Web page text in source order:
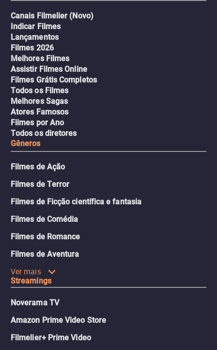
Canais Filmelier (Novo)
Indicar Filmes
Lançamentos
Filmes 2026
Melhores Filmes
Assistir Filmes Online
Filmes Grátis Completos
Todos os Filmes
Melhores Sagas
Atores Famosos
Filmes por Ano
Todos os diretores
Gêneros
Filmes de Ação
Filmes de Terror
Filmes de Ficção científica e fantasia
Filmes de Comédia
Filmes de Romance
Filmes de Aventura
Ver mais
Streamings
Noverama TV
Amazon Prime Video Store
Filmelier+ Prime Video